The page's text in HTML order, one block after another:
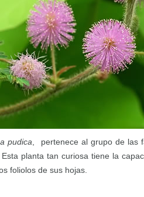
pudica , pertenece al grupo de las
planta tan curiosa tiene la
foliolos de sus hojas.